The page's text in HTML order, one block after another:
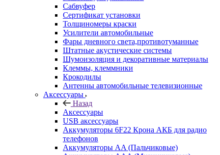
Сабвуфер
Сертификат установки
Толщиномеры краски
Усилители автомобильные
Фары дневного света,противотуманные
Штатные акустические системы
Шумоизоляция и декоративные материалы
Клеммы, клеммники
Крокодилы
Антенны автомобильные телевизионные
Аксессуары
Назад
Аксессуары
USB аксессуары
Аккумуляторы 6F22 Крона АКБ для радио
телефонов
Аккумуляторы AA (Пальчиковые)